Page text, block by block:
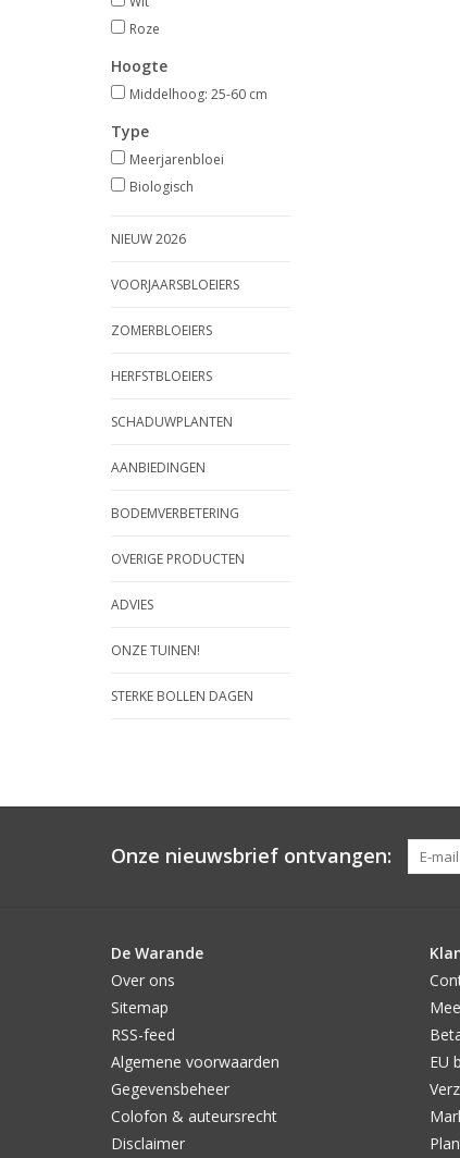
Roze
Hoogte
Middelhoog: 25-60 cm
Type
Meerjarenbloei
Biologisch
NIEUW 2026
VOORJAARSBLOEIERS
ZOMERBLOEIERS
HERFSTBLOEIERS
SCHADUWPLANTEN
AANBIEDINGEN
BODEMVERBETERING
OVERIGE PRODUCTEN
ADVIES
ONZE TUINEN!
STERKE BOLLEN DAGEN
Onze nieuwsbrief ontvangen:
De Warande
Over ons
Sitemap
RSS-feed
Algemene voorwaarden
Gegevensbeheer
Colofon & auteursrecht
Disclaimer
EU